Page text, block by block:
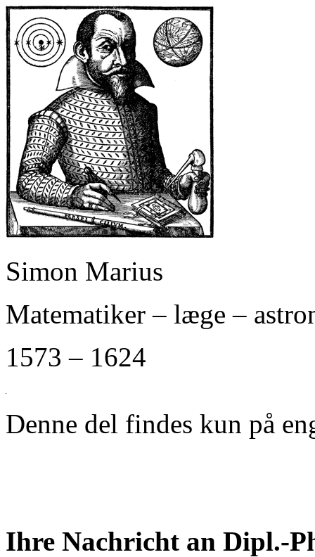
Simon Marius
Matematiker – læge –
1573 – 1624
Denne del findes kun på
Ihre Nachricht an Dipl.-